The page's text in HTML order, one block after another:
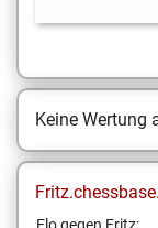
Keine Wertung